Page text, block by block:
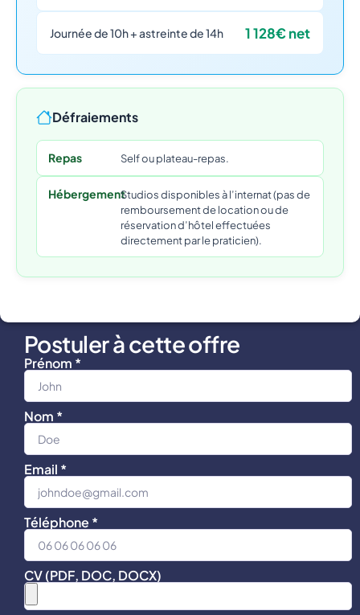
Journée de 10h + astreinte de 14h 1 128€ net
Défraiements
Repas Self ou plateau-repas.
HébergementStudios disponibles à l’internat (pas de
remboursement de location ou de
réservation d’hôtel effectuées
directement par le praticien).
Postuler à cette offre
Prénom *
Nom *
Email *
Téléphone *
CV (PDF, DOC, DOCX)